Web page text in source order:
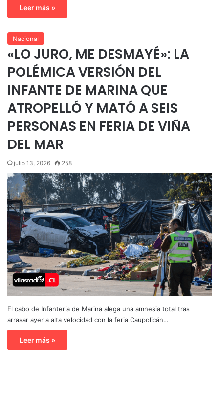
Leer más »
Nacional
«LO JURO, ME DESMAYÉ»: LA
POLÉMICA VERSIÓN DEL
INFANTE DE MARINA QUE
ATROPELLÓ Y MATÓ A SEIS
PERSONAS EN FERIA DE VIÑA
DEL MAR
julio 13, 2026 258
El cabo de Infantería de Marina alega una amnesia total tras
arrasar ayer a alta velocidad con la feria Caupolicán…
Leer más »